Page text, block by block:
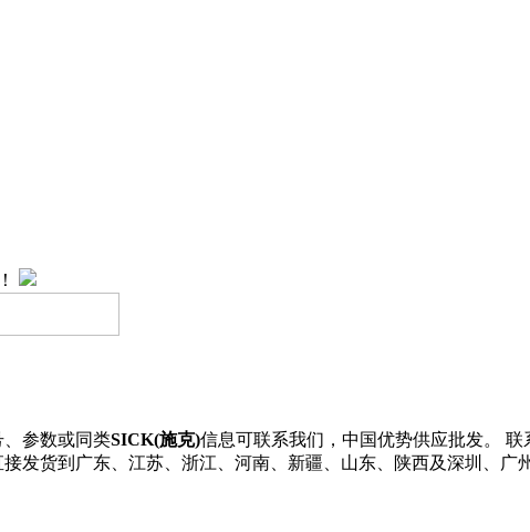
、参数或同类SICK(施克)信息可联系我们，中国优势供应批发。 联
发货到广东、江苏、浙江、河南、新疆、山东、陕西及深圳、广